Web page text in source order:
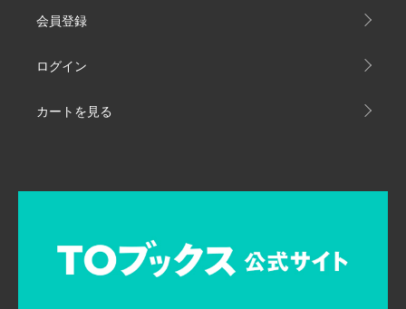
会員登録
ログイン
カートを見る